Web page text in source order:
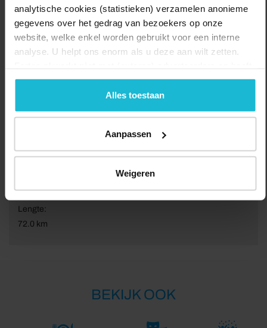
analytische cookies (statistieken) verzamelen anonieme
gegevens over het gedrag van bezoekers op onze
website, welke enkel worden gebruikt voor een interne
analyse. U helpt ons enorm als u deze aan wilt zetten.
geen commerciële doelstelling. U kunt deze cookies via
de knoppen accepteren, beheren of weigeren.
Alles toestaan
Aanpassen
Weigeren
Lengte:
72.0 km
BEKIJK OOK